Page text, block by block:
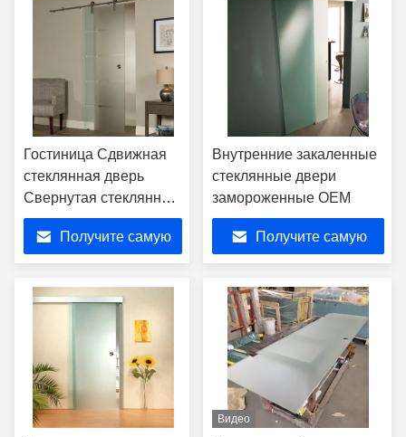
Гостиница Сдвижная
стеклянная дверь
Свернутая стеклянная
дверь
Получите самую
Внутренние закаленные
стеклянные двери
замороженные OEM
Получите самую
Видео